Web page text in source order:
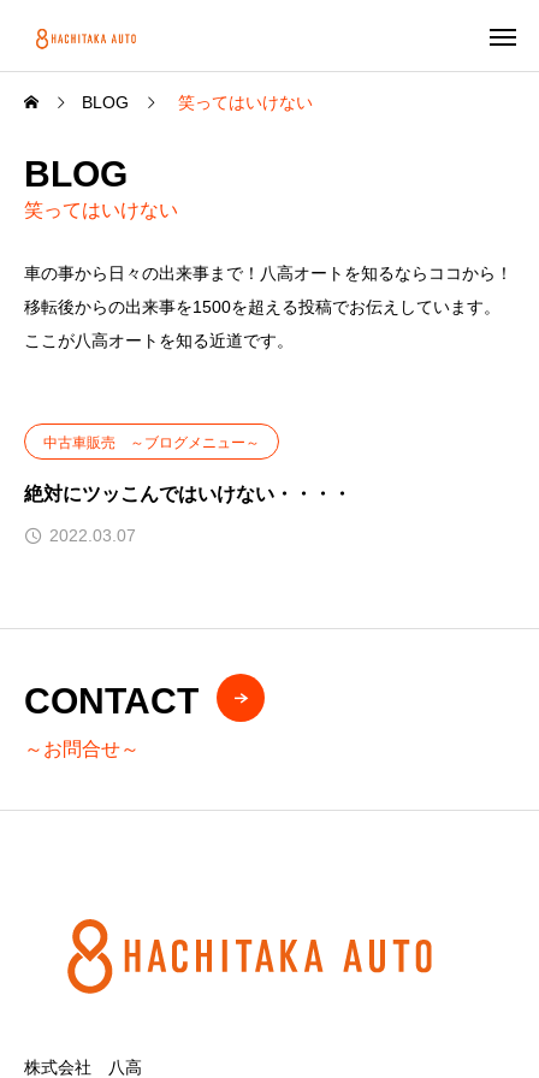
BLOG 笑ってはいけない
BLOG
笑ってはいけない
車の事から日々の出来事まで！八高オートを知るならココから！
移転後からの出来事を1500を超える投稿でお伝えしています。
ここが八高オートを知る近道です。
中古車販売 ～ブログメニュー～
絶対にツッこんではいけない・・・・
2022.03.07
CONTACT
～お問合せ～
株式会社 八高